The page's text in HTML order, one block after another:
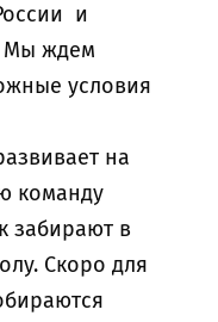
и
Мы ждем
условия
на
команду
забирают в
Скоро для